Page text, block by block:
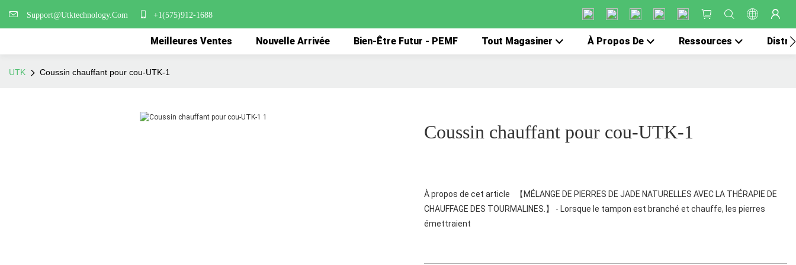
Support@Utktechnology.Com +1(575)912-1688
Meilleures Ventes Nouvelle Arrivée Bien-Être Futur - PEMF Tout Magasiner À Propos De Ressources
UTK Coussin chauffant pour cou-UTK-1
Coussin chauffant pour cou-UTK-1
À propos de cet article 【MÉLANGE DE PIERRES DE JADE NATURELLES AVEC LA THÉRAPIE DE
CHAUFFAGE DES TOURMALINES.】 - Lorsque le tampon est branché et chauffe, les pierres
émettraient